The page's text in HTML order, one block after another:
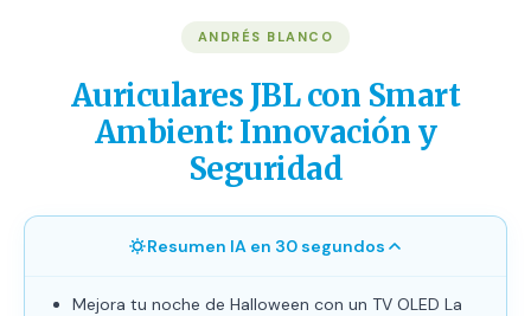
Email Marketing y SMS
Publicidad Digital
Growth Youtube ↗
Producción de Videos
ANDRÉS BLANCO
Auriculares JBL con Smart
Ambient: Innovación y
Seguridad
Resumen IA en 30 segundos
Mejora tu noche de Halloween con un TV OLED La